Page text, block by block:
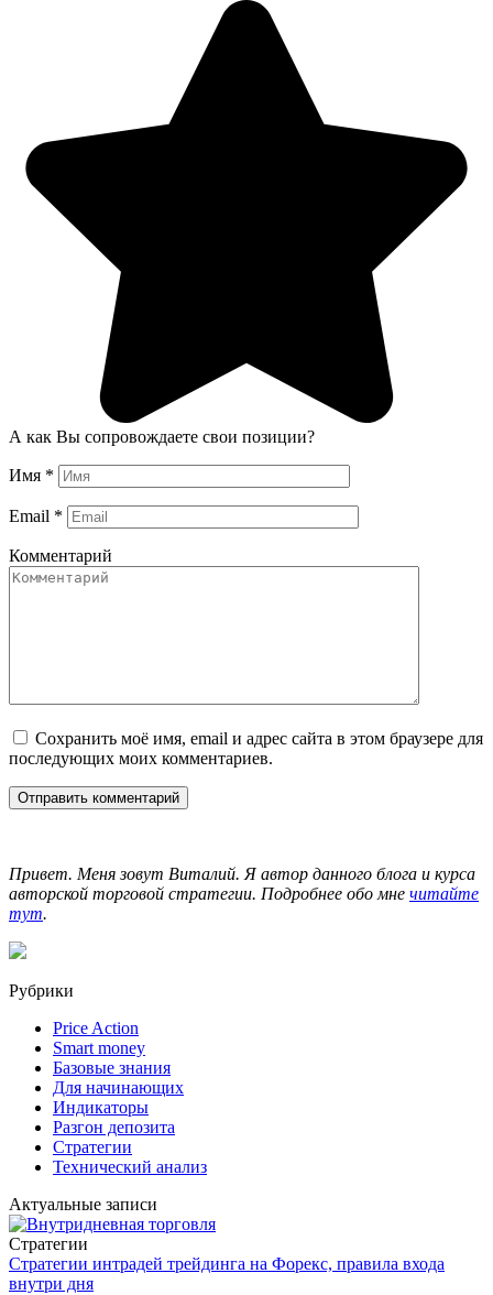
А как Вы сопровождаете свои позиции?
Имя *
Email *
Комментарий
Сохранить моё имя, email и адрес сайта в этом браузере для
последующих моих комментариев.
Привет. Меня зовут Виталий. Я автор данного блога и курса
авторской торговой стратегии. Подробнее обо мне читайте
тут.
Рубрики
Price Action
Smart money
Базовые знания
Для начинающих
Индикаторы
Разгон депозита
Стратегии
Технический анализ
Актуальные записи
Стратегии
Стратегии интрадей трейдинга на Форекс, правила входа
внутри дня